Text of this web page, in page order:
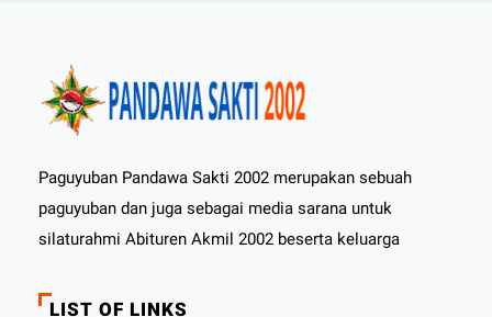
Paguyuban Pandawa Sakti 2002 merupakan sebuah
paguyuban dan juga sebagai media sarana untuk
silaturahmi Abituren Akmil 2002 beserta keluarga
LIST OF LINKS